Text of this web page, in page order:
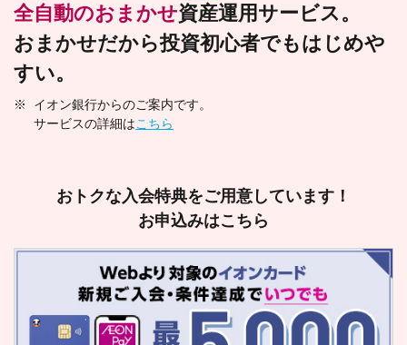
全自動のおまかせ資産運用サービス。
おまかせだから投資初心者でもはじめや
すい。
※
イオン銀行からのご案内です。
サービスの詳細はこちら
おトクな入会特典をご用意しています！
お申込みはこちら